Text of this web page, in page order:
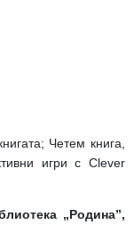
Четем книга,
игри с Clever
„Родина”,